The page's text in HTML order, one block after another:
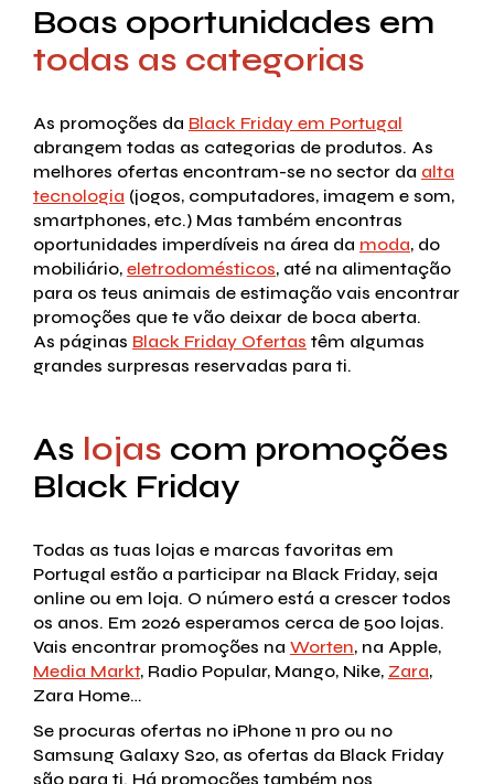
Boas oportunidades em
todas as categorias
As promoções da Black Friday em Portugal
abrangem todas as categorias de produtos. As
melhores ofertas encontram-se no sector da alta
tecnologia (jogos, computadores, imagem e som,
smartphones, etc.) Mas também encontras
oportunidades imperdíveis na área da moda, do
mobiliário, eletrodomésticos, até na alimentação
para os teus animais de estimação vais encontrar
promoções que te vão deixar de boca aberta.
As páginas Black Friday Ofertas têm algumas
grandes surpresas reservadas para ti.
As lojas com promoções
Black Friday
Todas as tuas lojas e marcas favoritas em
Portugal estão a participar na Black Friday, seja
online ou em loja. O número está a crescer todos
os anos. Em 2026 esperamos cerca de 500 lojas.
Vais encontrar promoções na Worten, na Apple,
Media Markt, Radio Popular, Mango, Nike, Zara,
Zara Home…
Se procuras ofertas no iPhone 11 pro ou no
Samsung Galaxy S20, as ofertas da Black Friday
são para ti. Há promoções também nos